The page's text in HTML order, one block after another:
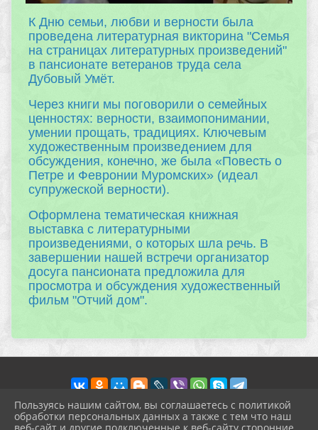
К Дню семьи, любви и верности была
проведена литературная викторина "Семья
на страницах литературных произведений"
в пансионате ветеранов труда села
Дубовый Умёт.
Через книги мы поговорили о семейных
ценностях: верности, взаимопонимании,
умении прощать, традициях. Ключевым
художественным произведением для
обсуждения, конечно, же была «Повесть о
Петре и Февронии Муромских» (идеал
супружеской верности).
Оформлена тематическая книжная
выставка с литературными
произведениями, о которых шла речь. В
завершении нашей встречи организатор
досуга пансионата предложила для
просмотра и обсуждения художественный
фильм "Отчий дом".
Пользуясь нашим сайтом, вы соглашаетесь с политикой
обработки персональных данных а также с тем что наш